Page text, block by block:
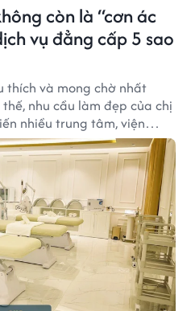
còn là “cơn ác
vụ đẳng cấp 5 sao
thích và mong chờ nhất
nhu cầu làm đẹp của chị
nhiều trung tâm, viện
việc làm đẹp trở thành